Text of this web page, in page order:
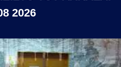
2026